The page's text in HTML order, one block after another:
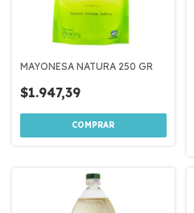
MAYONESA NATURA 250 GR
$1.947,39